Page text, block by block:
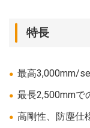
特長
最高3,000mm/
最長2,500mmで
高剛性、防塵仕